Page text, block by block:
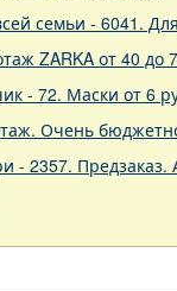
семьи - 6041.
ZARKA от 40
- 72. Маски от 6
Очень
- 2357.